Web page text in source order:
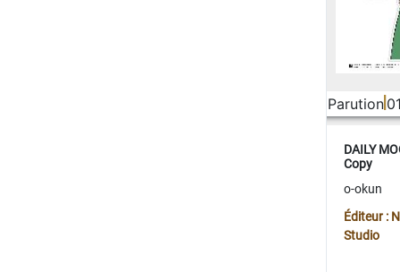
Parution
DAILY
Copy
o-okun
Éditeur :
Studio